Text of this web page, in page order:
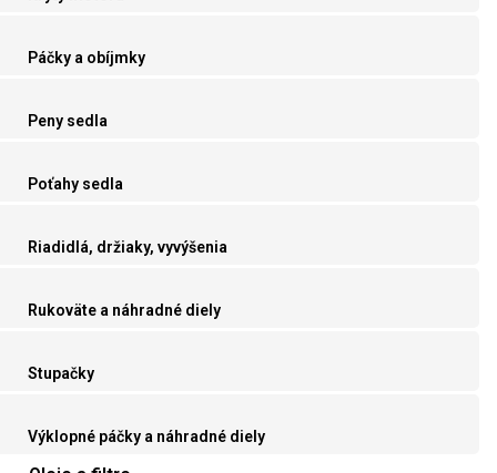
Páčky a obíjmky
Peny sedla
Poťahy sedla
Riadidlá, držiaky, vyvýšenia
Rukoväte a náhradné diely
Stupačky
Výklopné páčky a náhradné diely